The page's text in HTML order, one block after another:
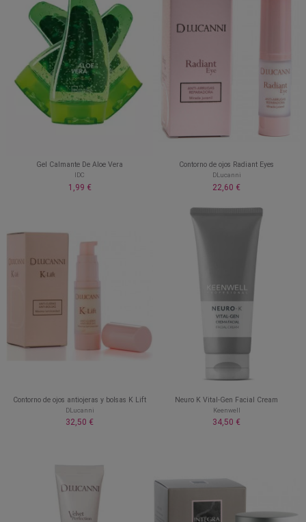
Gel Calmante De Aloe Vera
IDC
1,99 €
Contorno de ojos Radiant Eyes
DLucanni
22,60 €
Contorno de ojos antiojeras y bolsas K Lift
DLucanni
32,50 €
Neuro K Vital-Gen Facial Cream
Keenwell
34,50 €